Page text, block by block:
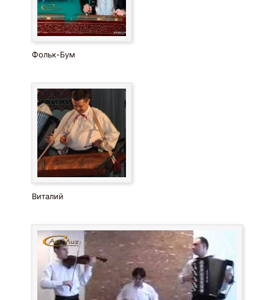
Фольк-Бум
Виталий